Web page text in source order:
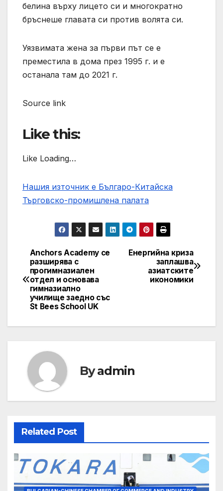
белина върху лицето си и многократно
бръснеше главата си против волята си.
Уязвимата жена за първи път се е
преместила в дома през 1995 г. и е
останала там до 2021 г.
Source link
Like this:
Like Loading…
Нашия източник е Българо-Китайска
Търговско-промишлена палaта
Post
navigation
Енергийна криза
заплашва
азиатските
икономики
Anchors Academy се
разширява с
прогимназиален
отдел и основава
гимназиално
училище заедно със
St Bees School UK
Byadmin
Related Post